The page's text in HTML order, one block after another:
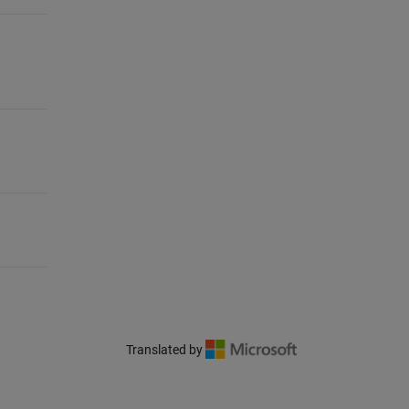
Translated by